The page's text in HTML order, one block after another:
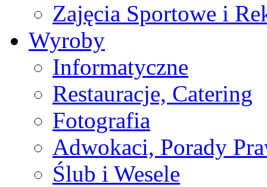
Zajęcia Sportowe i
Wyroby
Informatyczne
Restauracje, Catering
Fotografia
Adwokaci, Porady
Ślub i Wesele